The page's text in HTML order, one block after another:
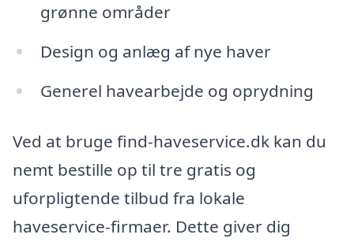
grønne områder
Design og anlæg af nye haver
Generel havearbejde og oprydning
Ved at bruge find-haveservice.dk kan du
nemt bestille op til tre gratis og
uforpligtende tilbud fra lokale
haveservice-firmaer. Dette giver dig